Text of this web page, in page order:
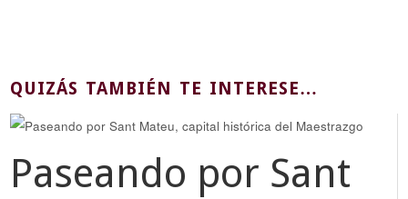
QUIZÁS TAMBIÉN TE INTERESE…
Paseando por Sant